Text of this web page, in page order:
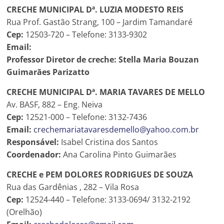
Prefeitura
Estância
Turística
Guaratinguetá
CRECHE MUNICIPAL Dª. LUZIA MODESTO REIS
Rua Prof. Gastão Strang, 100 – Jardim Tamandaré
Cep: 12503-720 – Telefone: 3133-9302
Email:
Professor Diretor de creche: Stella Maria Bouzan
Guimarães Parizatto
CRECHE MUNICIPAL Dª. MARIA TAVARES DE MELLO
Av. BASF, 882 – Eng. Neiva
Cep: 12521-000 – Telefone: 3132-7436
Email: crechemariatavaresdemello@yahoo.com.br
Responsável: Isabel Cristina dos Santos
Coordenador: Ana Carolina Pinto Guimarães
CRECHE e PEM DOLORES RODRIGUES DE SOUZA
Rua das Gardênias , 282 – Vila Rosa
Cep: 12524-440 – Telefone: 3133-0694/ 3132-2192
(Orelhão)